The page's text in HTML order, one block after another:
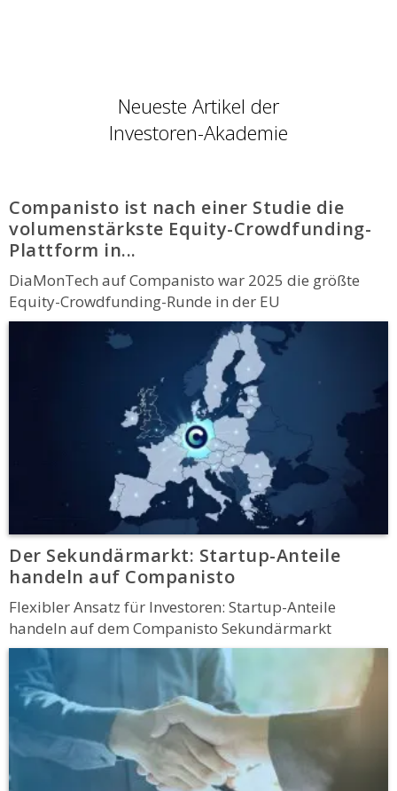
Neueste Artikel der
Investoren-Akademie
Companisto ist nach einer Studie die
volumenstärkste Equity-Crowdfunding-
Plattform in...
DiaMonTech auf Companisto war 2025 die größte
Equity-Crowdfunding-Runde in der EU
Der Sekundärmarkt: Startup-Anteile
handeln auf Companisto
Flexibler Ansatz für Investoren: Startup-Anteile
handeln auf dem Companisto Sekundärmarkt